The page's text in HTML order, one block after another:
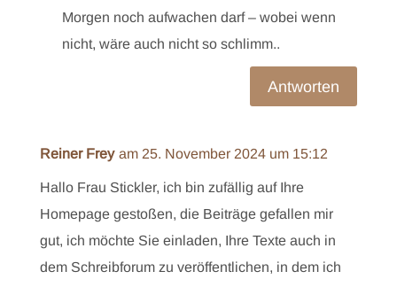
Morgen noch aufwachen darf – wobei wenn
nicht, wäre auch nicht so schlimm..
Antworten
Reiner Frey am 25. November 2024 um 15:12
Hallo Frau Stickler, ich bin zufällig auf Ihre
Homepage gestoßen, die Beiträge gefallen mir
gut, ich möchte Sie einladen, Ihre Texte auch in
dem Schreibforum zu veröffentlichen, in dem ich